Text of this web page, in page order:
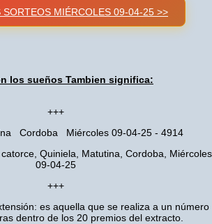
SORTEOS MIÉRCOLES 09-04-25 >>
los sueños Tambien significa:
+++
Cordoba Miércoles 09-04-25 - 4914
Quiniela, Matutina, Cordoba, Miércoles
09-04-25
+++
es aquella que se realiza a un número
dentro de los 20 premios del extracto.